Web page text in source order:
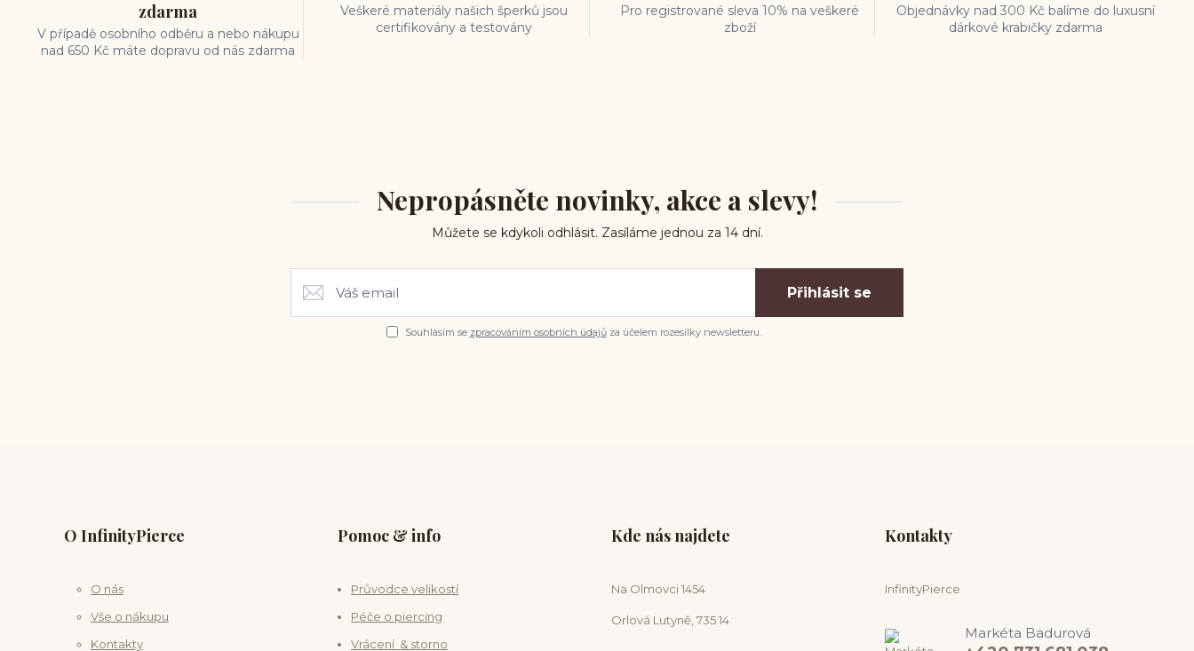
ocelové šperky
titan šperky
luxusní piercing
velikost piercingu
piercing do ucha
conch piercing
zdarma
V případě osobního odběru a nebo nákupu
nad 650 Kč máte dopravu od nás zdarma
Veškeré materiály našich šperků jsou
certifikovány a testovány
Pro registrované sleva 10% na veškeré
zboží
Objednávky nad 300 Kč balíme do luxusní
dárkové krabičky zdarma
Nepropásněte novinky, akce a slevy!
Můžete se kdykoli odhlásit. Zasíláme jednou za 14 dní.
Přihlásit se
Souhlasím se zpracováním osobních údajůza účelem rozesílky newsletteru.
O InfinityPierce
O nás
Vše o nákupu
Kontakty
Pomoc & info
Průvodce velikostí
Péče o piercing
Vrácení & storno
Kde nás najdete
Na Olmovci 1454
Orlová Lutyně, 735 14
Kontakty
InfinityPierce
Markéta Badurová